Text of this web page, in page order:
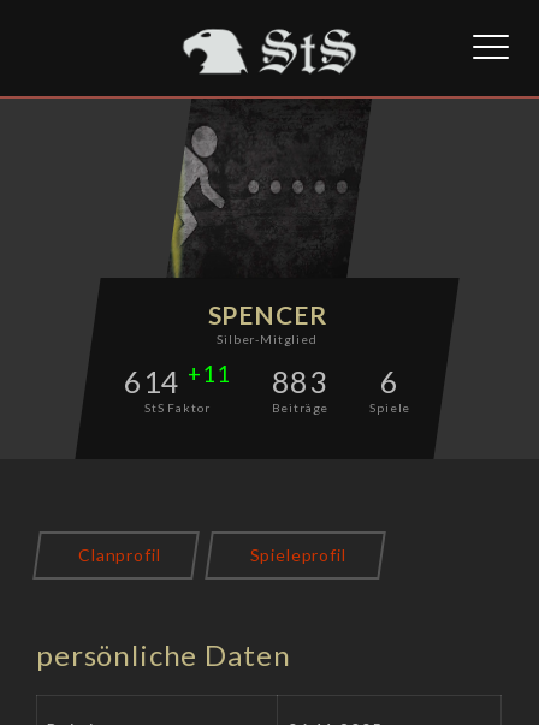
SPENCER
Silber-Mitglied
614 +11
StS Faktor
883
Beiträge
6
Spiele
Clanprofil Spieleprofil
persönliche Daten